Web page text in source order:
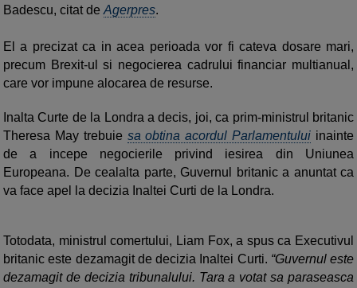
Badescu, citat de Agerpres.
El a precizat ca in acea perioada vor fi cateva dosare mari,
precum Brexit-ul si negocierea cadrului financiar multianual,
care vor impune alocarea de resurse.
Inalta Curte de la Londra a decis, joi, ca prim-ministrul britanic
Theresa May trebuie sa obtina acordul Parlamentului inainte
de a incepe negocierile privind iesirea din Uniunea
Europeana. De cealalta parte, Guvernul britanic a anuntat ca
va face apel la decizia Inaltei Curti de la Londra.
Totodata, ministrul comertului, Liam Fox, a spus ca Executivul
britanic este dezamagit de decizia Inaltei Curti. “Guvernul este
dezamagit de decizia tribunalului. Tara a votat sa paraseasca